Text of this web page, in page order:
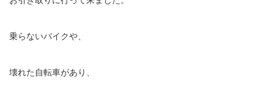
乗らないバイクや、
壊れた自転車があり、